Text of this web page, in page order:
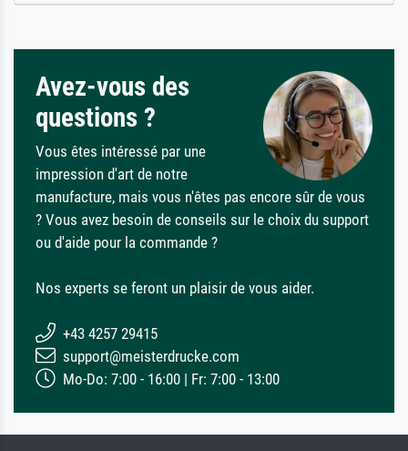
Avez-vous des
questions ?
Vous êtes intéressé par une
impression d'art de notre
manufacture, mais vous n'êtes pas encore sûr de vous
? Vous avez besoin de conseils sur le choix du support
ou d'aide pour la commande ?
Nos experts se feront un plaisir de vous aider.
+43 4257 29415
support@meisterdrucke.com
Mo-Do: 7:00 - 16:00 | Fr: 7:00 - 13:00